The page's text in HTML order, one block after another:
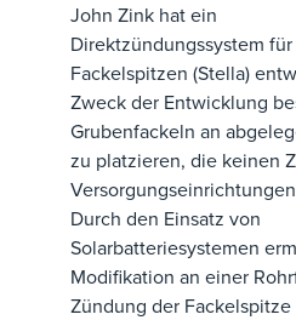
John Zink hat ein
Direktzündungssystem für
Fackelspitzen (Stella)
Zweck der Entwicklung
Grubenfackeln an
zu platzieren, die keinen
Durch den Einsatz von
Solarbatteriesystemen
Modifikation an einer
Zündung der